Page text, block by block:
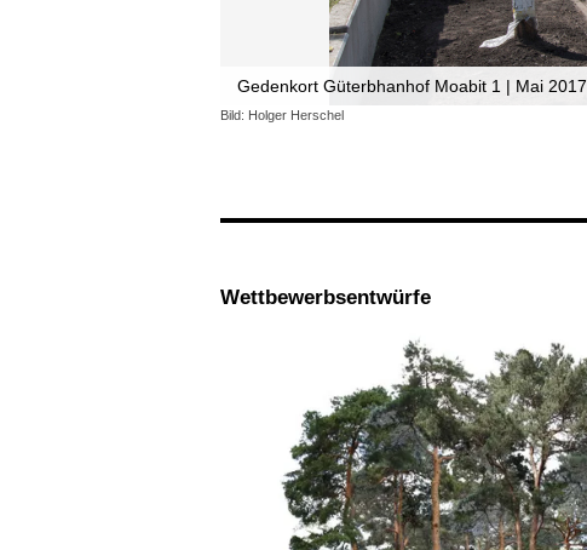
Gedenkort Güterbhanhof Moabit 1 | Mai 2017
Bild: Holger Herschel
Wettbewerbsentwürfe